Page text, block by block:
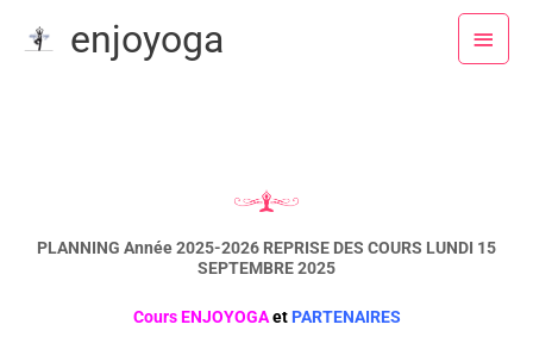
enjoyoga
Menu
PLANNING Année 2025-2026 REPRISE DES COURS LUNDI 15
SEPTEMBRE 2025
Cours ENJOYOGA et PARTENAIRES